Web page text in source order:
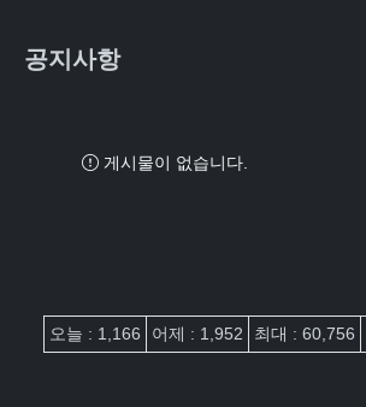
공지사항
게시물이 없습니다.
접속자집계
오늘 : 1,166 어제 : 1,952 최대 : 60,756